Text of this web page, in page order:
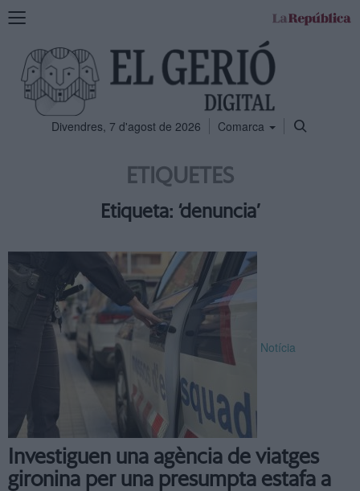
Mostra
navegació
Divendres, 7 d'agost de 2026 Comarca
ETIQUETES
Etiqueta: ‘denuncia’
Notícia
Investiguen una agència de viatges
gironina per una presumpta estafa a